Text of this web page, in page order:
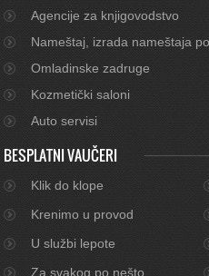
Agencije za knjigovodstvo
Nameštaj, izrada nameštaja
Omladinske zadruge
Kozmetički saloni
Auto servisi
BESPLATNI VAUČERI
Klik do klope
Krenimo u provod
U službi lepote
Za svakog po nešto